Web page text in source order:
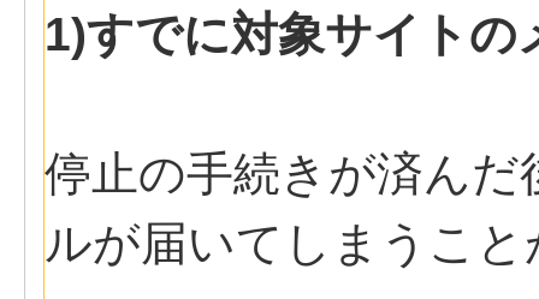
1)すでに対象サイトの
停止の手続きが済ん
ルが届いてしまうこ